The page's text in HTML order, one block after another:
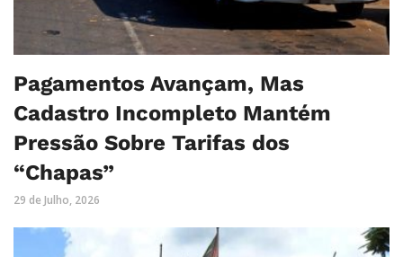
Pagamentos Avançam, Mas
Cadastro Incompleto Mantém
Pressão Sobre Tarifas dos
“Chapas”
29 de Julho, 2026